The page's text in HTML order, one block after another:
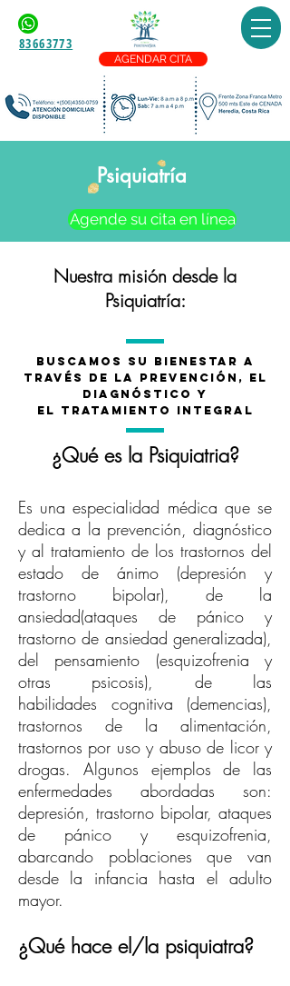
83663773
AGENDAR CITA
Psiquiatría
Agende su cita en línea
Nuestra misión desde la
Psiquiatría:
Buscamos su bienestar a
través de la prevención, el
diagnóstico y
el tratamiento integral
¿Qué es la Psiquiatria?
Es una especialidad médica que se
dedica a la prevención, diagnóstico
y al tratamiento de los trastornos del
estado de ánimo (depresión y
trastorno bipolar), de la
ansiedad(ataques de pánico y
trastorno de ansiedad generalizada),
del pensamiento (esquizofrenia y
otras psicosis), de las
habilidades cognitiva (demencias),
trastornos de la alimentación,
trastornos por uso y abuso de licor y
drogas. Algunos ejemplos de las
enfermedades abordadas son:
depresión, trastorno bipolar, ataques
de pánico y esquizofrenia,
abarcando poblaciones que van
desde la infancia hasta el adulto
mayor.
¿Qué hace el/la psiquiatra?